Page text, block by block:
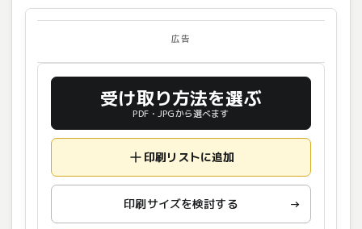
広告
受け取り方法を選ぶ
PDF・JPGから選べます
印刷リストに追加
印刷サイズを検討する →